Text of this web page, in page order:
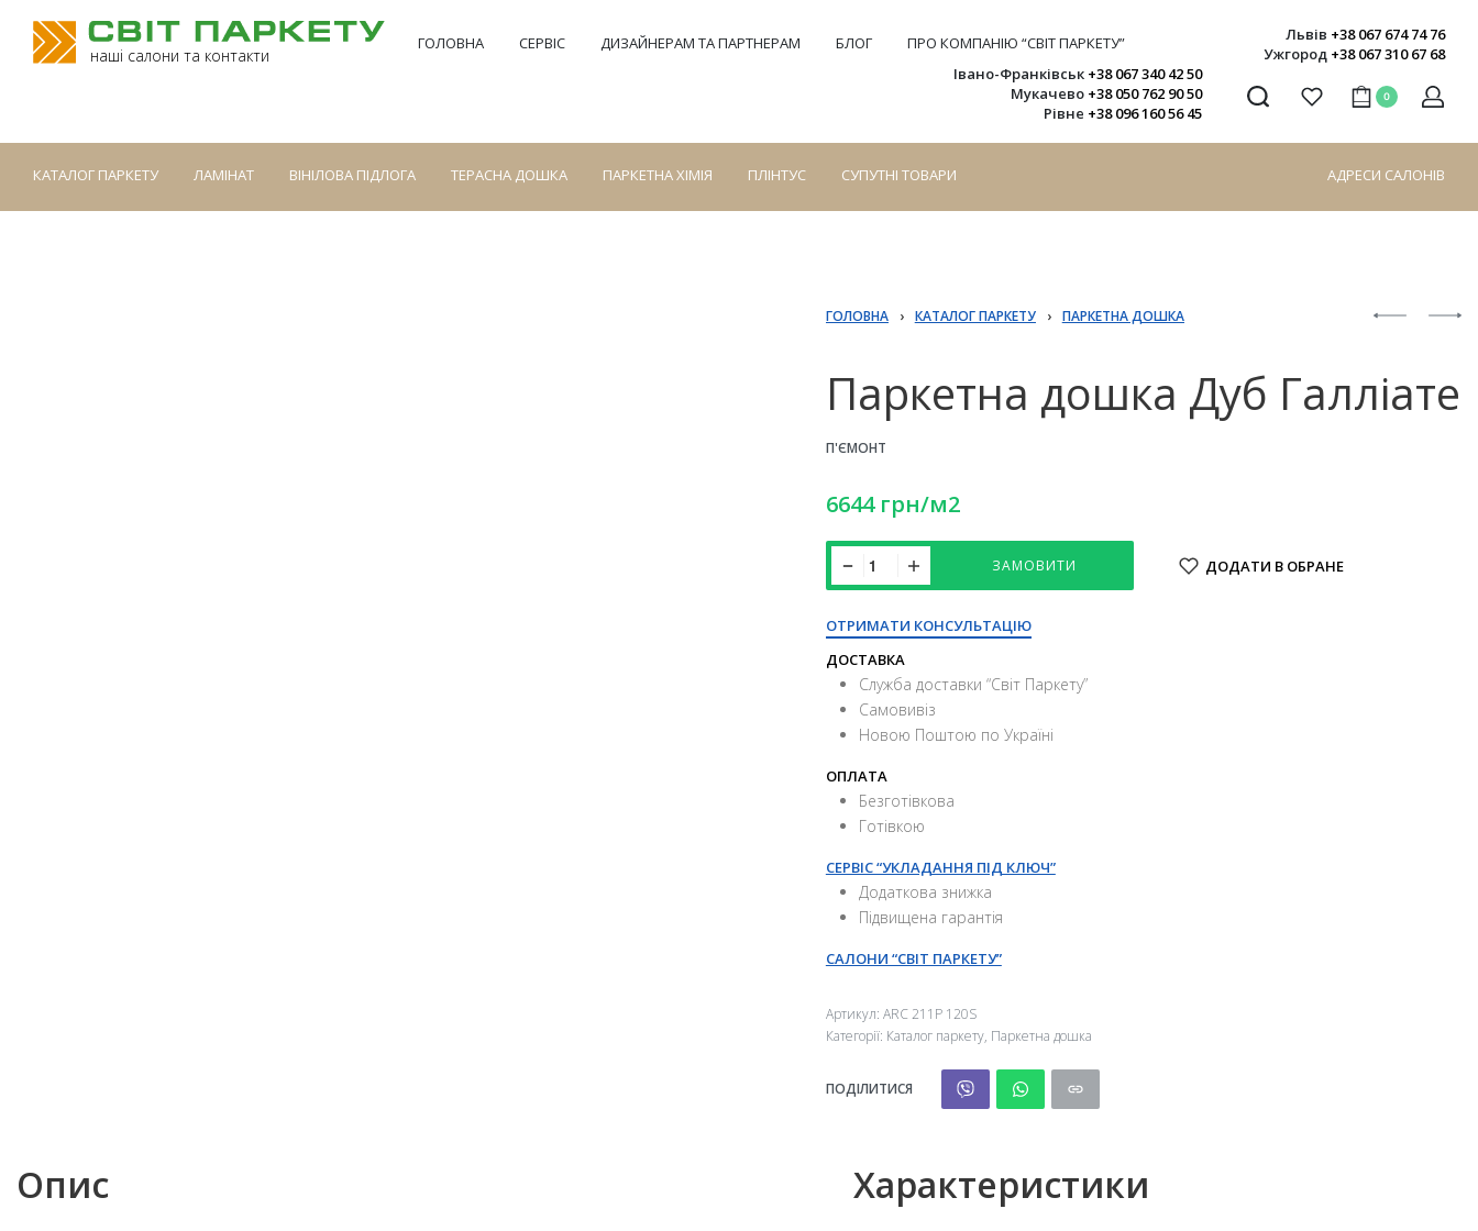
наші салони та контакти
ГОЛОВНА СЕРВІС ДИЗАЙНЕРАМ ТА ПАРТНЕРАМ БЛОГ ПРО КОМПАНІЮ “СВІТ ПАРКЕТУ” Львів +38 067 674 74 76
Ужгород +38 067 310 67 68
Івано-Франківськ +38 067 340 42 50
Мукачево +38 050 762 90 50
Рівне +38 096 160 56 45
0
КАТАЛОГ ПАРКЕТУ ЛАМІНАТ ВІНІЛОВА ПІДЛОГА ТЕРАСНА ДОШКА ПАРКЕТНА ХІМІЯ ПЛІНТУС СУПУТНІ ТОВАРИ АДРЕСИ САЛОНІВ
ГОЛОВНА › КАТАЛОГ ПАРКЕТУ › ПАРКЕТНА ДОШКА
Паркетна дошка Дуб Галліате
П'ЄМОНТ
6644грн/м2
ЗАМОВИТИ ДОДАТИ В ОБРАНЕ
ОТРИМАТИ КОНСУЛЬТАЦІЮ
ДОСТАВКА
Служба доставки “Свiт Паркету”
Самовивіз
Новою Поштою по Україні
ОПЛАТА
Безготівкова
Готівкою
СЕРВІС “УКЛАДАННЯ ПІД КЛЮЧ”
Додаткова знижка
Підвищена гарантія
САЛОНИ “СВІТ ПАРКЕТУ”
Артикул: ARC 211P 120S
Категорії: Каталог паркету, Паркетна дошка
ПОДІЛИТИСЯ
Опис Характеристики